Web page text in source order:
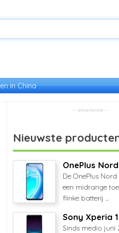
in China
Nieuwste
OnePlus
De OnePlus Nord
een midrange
flinke batterij ...
Sony Xperia
Sinds medio juni